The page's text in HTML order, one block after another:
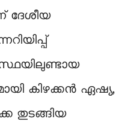
ദേശീയ
കിഴക്കൻ ഏഷ്യ,
തുടങ്ങിയ